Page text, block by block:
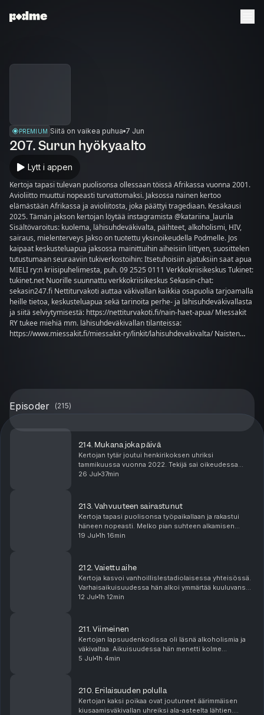
PREMIUM Siitä on vaikea puhua 7 Jun
207. Surun hyökyaalto
Lytt i appen
Kertoja tapasi tulevan puolisonsa ollessaan töissä Afrikassa vuonna 2001.
Avioliitto muuttui nopeasti turvattomaksi. Jaksossa nainen kertoo
elämästään Afrikassa ja avioliitosta, joka päättyi tragediaan. Kesäkausi
2025. Tämän jakson kertojan löytää instagramista @katariina_laurila
Sisältövaroitus: kuolema, lähisuhdeväkivalta, päihteet, alkoholismi, HIV,
sairaus, mielenterveys Jakso on tuotettu yksinoikeudella Podmelle. Jos
kaipaat keskusteluapua jaksossa mainittuihin aiheisiin liittyen, suosittelen
tutustumaan seuraaviin tukiverkostoihin: Itsetuhoisiin ajatuksiin saat apua
MIELI ry:n kriisipuhelimesta, puh. 09 2525 0111 Verkkokriisikeskus Tukinet:
tukinet.net Nuorille suunnattu verkkokriisikeskus Sekasin-chat:
sekasin247.fi Nettiturvakoti auttaa väkivallan kaikkia osapuolia tarjoamalla
heille tietoa, keskusteluapua sekä tarinoita perhe- ja lähisuhdeväkivallasta
ja siitä selviytymisestä: https://nettiturvakoti.fi/nain-haet-apua/ Miessakit
RY tukee miehiä mm. lähisuhdeväkivallan tilanteissa:
https://www.miessakit.fi/miessakit-ry/linkit/lahisuhdevakivalta/ Naisten
Episoder (215)
214. Mukana joka päivä
Kertojan tytär joutui henkirikoksen uhriksi
tammikuussa vuonna 2022. Tekijä sai oikeudessa
murhatuomion, mutta hänet päästettiin vapauteen jo
26 Jul 37min
213. Vahvuuteen sairastunut
Kertoja tapasi puolisonsa työpaikallaan ja rakastui
häneen nopeasti. Melko pian suhteen alkamisen
jälkeen kuitenkin paljastui, että hänen kumppaninsa
19 Jul 1h 16min
212. Vaiettu aihe
Kertoja kasvoi vanhoillislestadiolaisessa yhteisössä.
Varhaisaikuisuudessa hän alkoi ymmärtää kuuluvansa
sukupuolivähemmistöön. Kaapista tulemisen jälkeen
12 Jul 1h 12min
211. Viimeinen
Kertojan lapsuudenkodissa oli läsnä alkoholismia ja
väkivaltaa. Aikuisuudessa hän menetti kolme
perheenjäsentään itsemurhalle. Nykypäivänä hän on
5 Jul 1h 4min
210. Erilaisuuden polulla
Kertojan kaksi poikaa ovat joutuneet äärimmäisen
kiusaamisväkivallan uhreiksi ala-asteelta lähtien.